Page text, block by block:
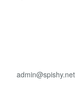
admin@spishy.net